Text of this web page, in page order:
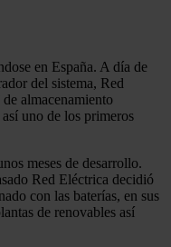
en España. A día de
del sistema, Red
almacenamiento
uno de los primeros
meses de desarrollo.
Red Eléctrica decidió
con las baterías, en sus
de renovables así